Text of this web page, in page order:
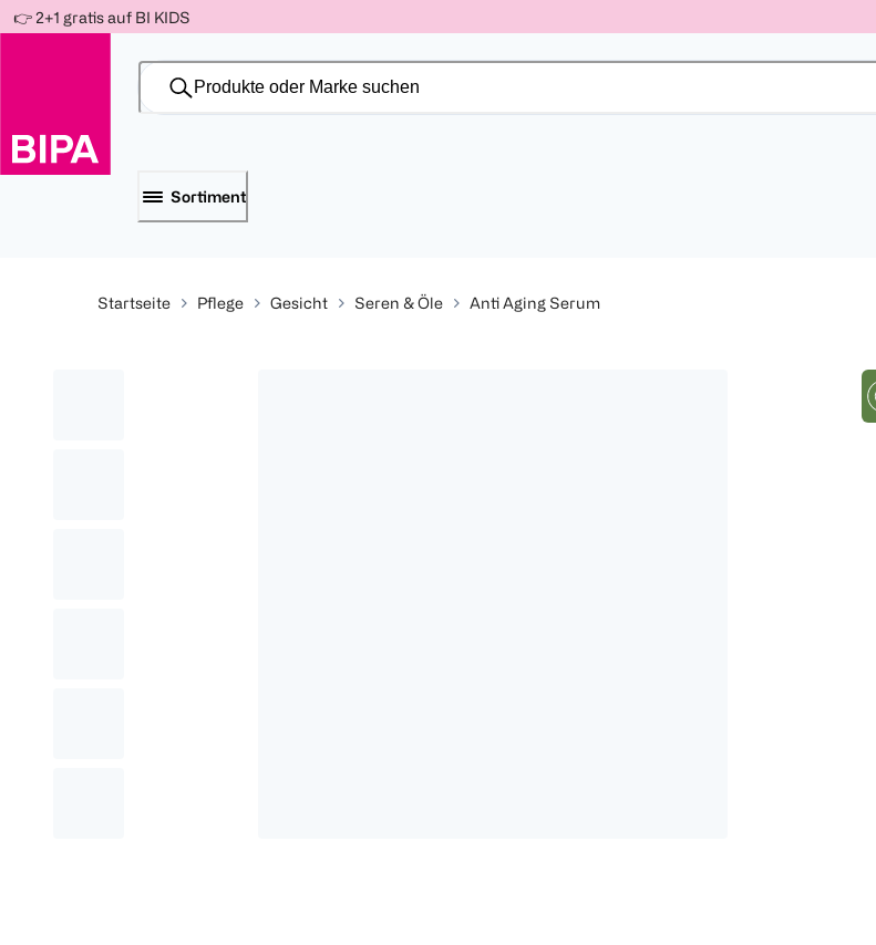
-10%
Für
150 Ös
-15%
Für
300 Ös
-20%
Für
500 Ös
Weiter
zum
👉 2+1 gratis auf BI KIDS
Sortiment
Startseite Pflege Gesicht Seren & Öle Anti Aging Serum